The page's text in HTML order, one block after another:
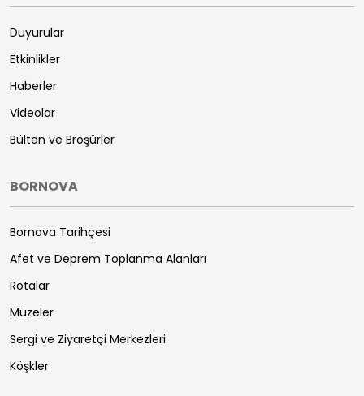
Duyurular
Etkinlikler
Haberler
Videolar
Bülten ve Broşürler
BORNOVA
Bornova Tarihçesi
Afet ve Deprem Toplanma Alanları
Rotalar
Müzeler
Sergi ve Ziyaretçi Merkezleri
Köşkler